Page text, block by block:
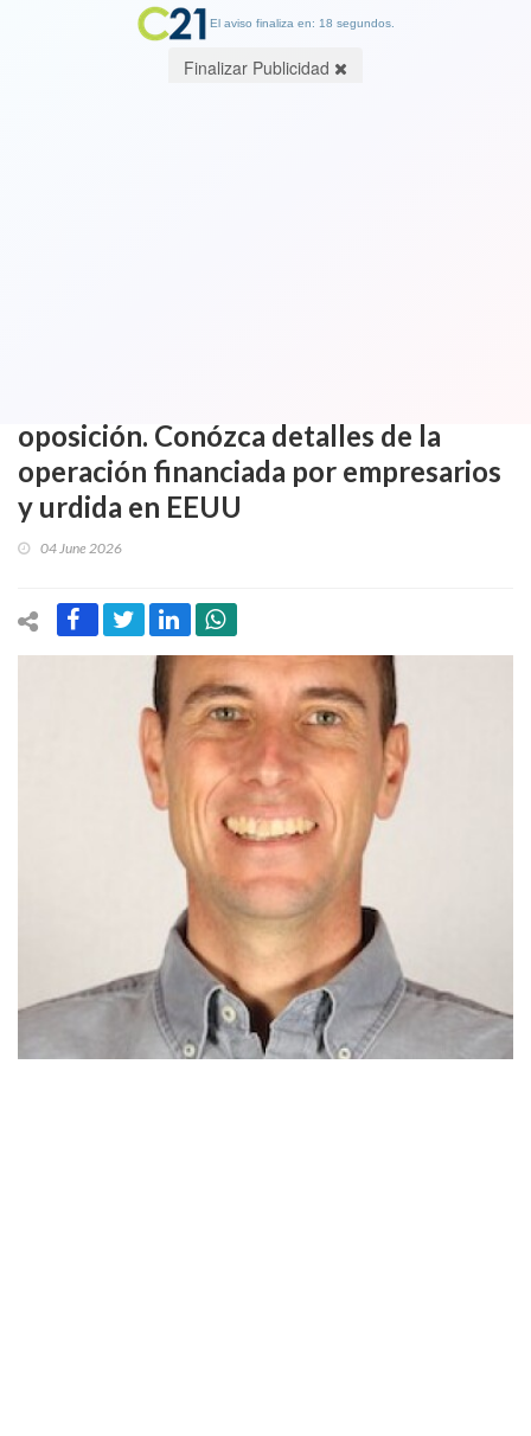
oposición. Conózca detalles de la
operación financiada por empresarios
y urdida en EEUU
04 June 2026
El aviso finaliza en: 18 segundos.
Finalizar Publicidad